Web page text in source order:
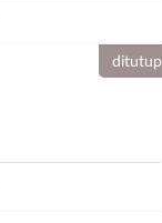
ditutup